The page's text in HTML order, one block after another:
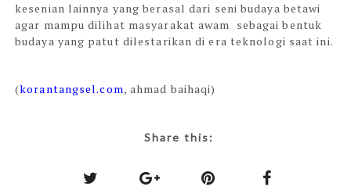
kesenian lainnya yang berasal dari seni budaya betawi
agar mampu dilihat masyarakat awam sebagai bentuk
budaya yang patut dilestarikan di era teknologi saat ini.
(korantangsel.com, ahmad baihaqi)
Share this: